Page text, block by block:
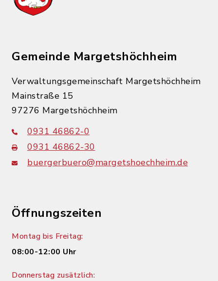
Gemeinde Margetshöchheim
Verwaltungsgemeinschaft Margetshöchheim
Mainstraße 15
97276 Margetshöchheim
0931 46862-0
0931 46862-30
buergerbuero@margetshoechheim.de
Öffnungszeiten
Montag bis Freitag:
08:00-12:00 Uhr
Donnerstag zusätzlich: